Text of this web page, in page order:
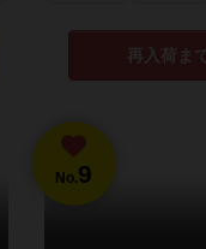
再入荷ま
No.9